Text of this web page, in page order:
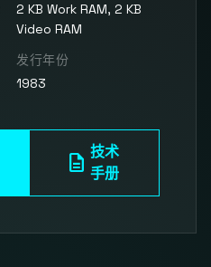
2 KB Work RAM, 2 KB
Video RAM
发行年份
1983
description 技术
手册